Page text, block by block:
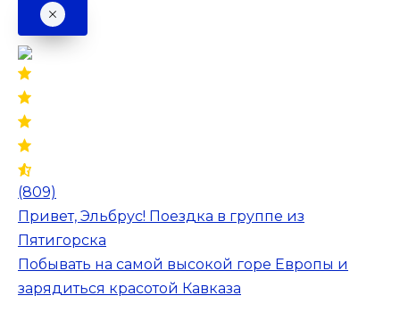
(809)
Привет, Эльбрус! Поездка в группе из
Пятигорска
Побывать на самой высокой горе Европы и
зарядиться красотой Кавказа